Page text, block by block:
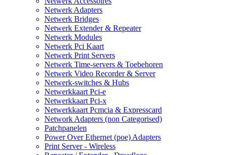
Netwerk Adapters
Netwerk Bridges
Netwerk Extender & Repeater
Netwerk Modules
Netwerk Pci Kaart
Netwerk Print Servers
Netwerk Time-servers & Toebehoren
Netwerk Video Recorder & Server
Netwerk-switches & Hubs
Netwerkkaart Pci-e
Netwerkkaart Pci-x
Netwerkkaart Pcmcia & Expresscard
Network Adapters (non Categorised)
Patchpanelen
Power Over Ethernet (poe) Adapters
Print Server - Wireless